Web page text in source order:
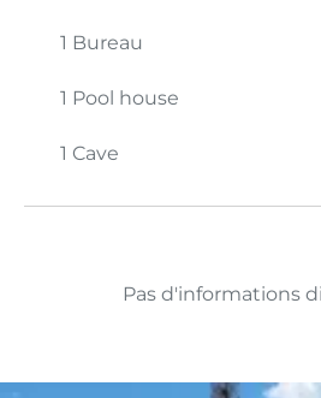
1 Bureau
1 Pool house
1 Cave
Pas d'informations